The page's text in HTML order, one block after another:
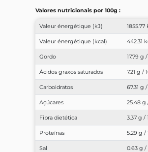
Valores nutricionais por 100g :
Valeur énergétique (kJ) 1855.77
Valeur énergétique (kcal) 442.31
Gordo 17.79 g
Ácidos graxos saturados 7.21 g /
Carboidratos 67.31 g
Açúcares 25.48 g
Fibra dietética 3.37 g /
Proteínas 5.29 g /
Sal 0.63 g /